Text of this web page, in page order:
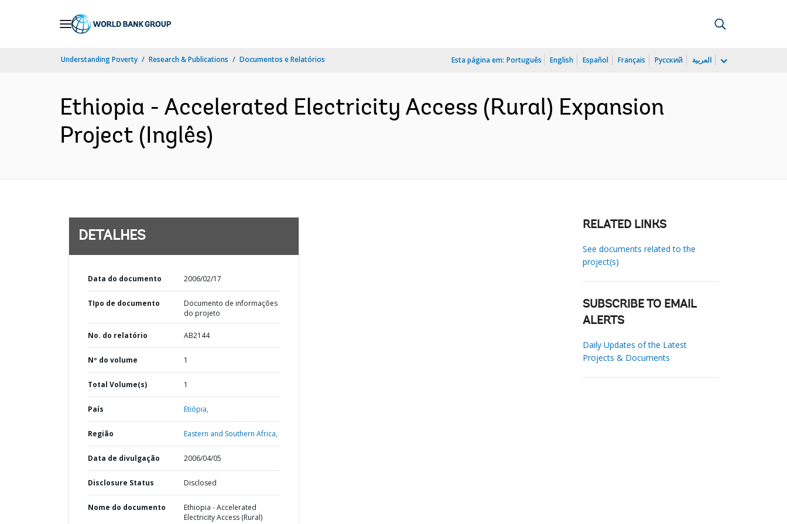
Understanding Poverty Research & Publications Documentos e Relatórios Esta página em: Português English Español Français Русский العربية
Ethiopia - Accelerated Electricity Access (Rural) Expansion
Project (Inglês)
DETALHES
Data do documento 2006/02/17
TIpo de documento
Documento de informações
do projeto
No. do relatório AB2144
Nº do volume 1
Total Volume(s) 1
País Etiópia,
Região Eastern and Southern Africa,
Data de divulgação 2006/04/05
Disclosure Status Disclosed
Nome do documento
Ethiopia - Accelerated
Electricity Access (Rural)
RELATED LINKS
See documents related to the
project(s)
SUBSCRIBE TO EMAIL
ALERTS
Daily Updates of the Latest
Projects & Documents